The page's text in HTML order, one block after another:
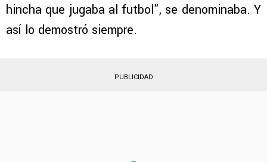
hincha que jugaba al futbol”, se denominaba. Y
así lo demostró siempre.
PUBLICIDAD